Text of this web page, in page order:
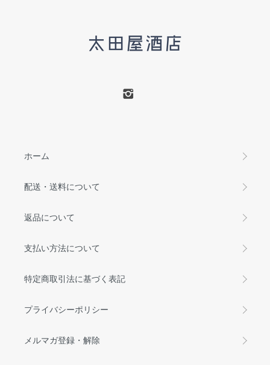
ホーム
配送・送料について
返品について
支払い方法について
特定商取引法に基づく表記
プライバシーポリシー
メルマガ登録・解除